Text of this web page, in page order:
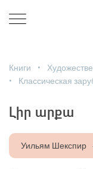
Книги
Классическая
Լիր արքա
Уильям Шекспир